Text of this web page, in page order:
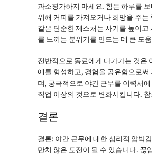
과소평가하지 마세요. 힘든 하루를
위해 커피를 가져오거나 희망을 주는
같은 단순한 제스처는 사기를 높이고
를 느끼는 분위기를 만드는 데 큰 도
전반적으로 동료에게 다가가는 것은
애를 형성하고, 경험을 공유함으로
며, 궁극적으로 야간 근무를 이력서
직업 이상의 것으로 변화시킵니다.
결론
결론: 야간 근무에 대한 심리적 압박
만치 않은 도전이 될 수 있습니다. 끊